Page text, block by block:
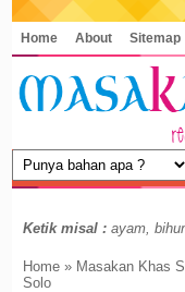
Home About Sitemap
Ketik misal : ayam,
Home » Masakan Khas
Solo